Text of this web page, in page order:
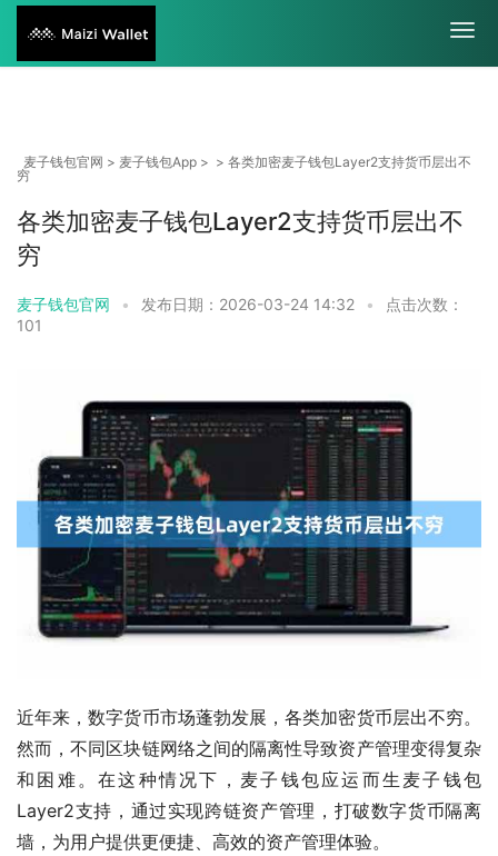
麦子钱包官网 > 麦子钱包App > > 各类加密麦子钱包Layer2支持货币层出不
穷
各类加密麦子钱包Layer2支持货币层出不
穷
麦子钱包官网 • 发布日期：2026-03-24 14:32 •
点击次数：
101
近年来，数字货币市场蓬勃发展，各类加密货币层出不穷。
然而，不同区块链网络之间的隔离性导致资产管理变得复杂
和困难。在这种情况下，麦子钱包应运而生麦子钱包
Layer2支持，通过实现跨链资产管理，打破数字货币隔离
墙，为用户提供更便捷、高效的资产管理体验。